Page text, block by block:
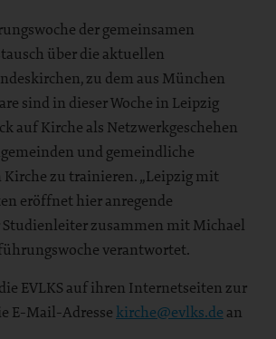
der gemeinsamen
über die aktuellen
zu dem aus München
sind in dieser Woche in Leipzig
auf Kirche als Netzwerkgeschehen
und gemeindliche
zu trainieren. „Leipzig mit
eröffnet hier anregende
Studienleiter zusammen mit Michael
verantwortet.
EVLKS auf ihren Internetseiten zur
E-Mail-Adresse kirche@evlks.de an